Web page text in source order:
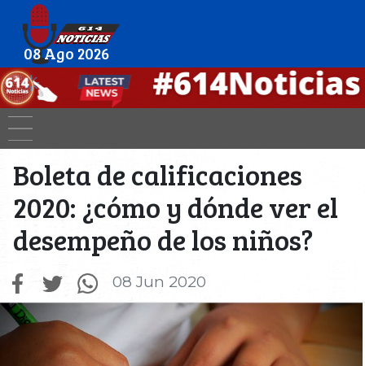
08 Ago 2026
Boleta de calificaciones
2020: ¿cómo y dónde ver el
desempeño de los niños?
08 Jun 2020